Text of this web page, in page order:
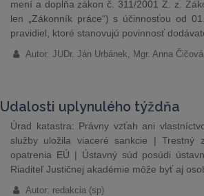
mení a dopĺňa zákon č. 311/2001 Z. z.
len „Zákonník práce“) s účinnosťou od
pravidiel, ktoré stanovujú povinnosť
Autor: JUDr. Ján Urbánek, Mgr. Anna
Udalosti uplynulého týždňa
Úrad katastra: Právny vzťah ani
služby uložila viaceré sankcie | Trestný
opatrenia EÚ | Ústavný súd posúdi
Riaditeľ Justičnej akadémie môže byť aj
Autor: redakcia (sp)